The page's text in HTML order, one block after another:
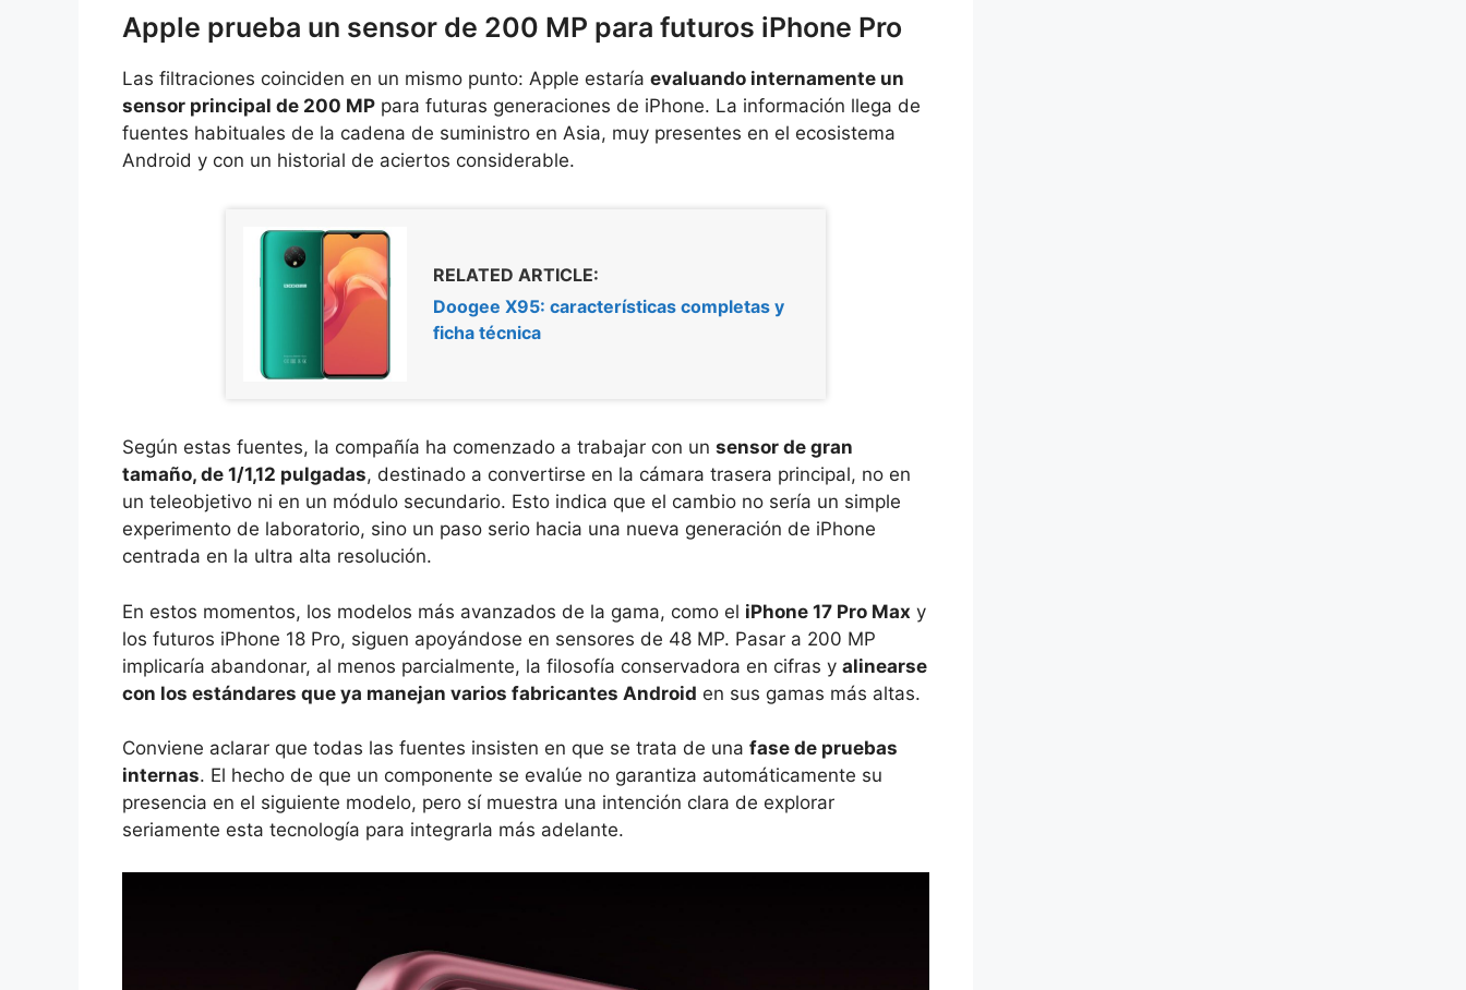
Apple prueba un sensor de 200 MP para futuros iPhone Pro
Las filtraciones coinciden en un mismo punto: Apple estaría evaluando internamente un
sensor principal de 200 MP para futuras generaciones de iPhone. La información llega de
fuentes habituales de la cadena de suministro en Asia, muy presentes en el ecosistema
Android y con un historial de aciertos considerable.
RELATED ARTICLE:
Doogee X95: características completas y
ficha técnica
Según estas fuentes, la compañía ha comenzado a trabajar con un sensor de gran
tamaño, de 1/1,12 pulgadas, destinado a convertirse en la cámara trasera principal, no en
un teleobjetivo ni en un módulo secundario. Esto indica que el cambio no sería un simple
experimento de laboratorio, sino un paso serio hacia una nueva generación de iPhone
centrada en la ultra alta resolución.
En estos momentos, los modelos más avanzados de la gama, como el iPhone 17 Pro Max y
los futuros iPhone 18 Pro, siguen apoyándose en sensores de 48 MP. Pasar a 200 MP
implicaría abandonar, al menos parcialmente, la filosofía conservadora en cifras y alinearse
con los estándares que ya manejan varios fabricantes Android en sus gamas más altas.
Conviene aclarar que todas las fuentes insisten en que se trata de una fase de pruebas
internas. El hecho de que un componente se evalúe no garantiza automáticamente su
presencia en el siguiente modelo, pero sí muestra una intención clara de explorar
seriamente esta tecnología para integrarla más adelante.